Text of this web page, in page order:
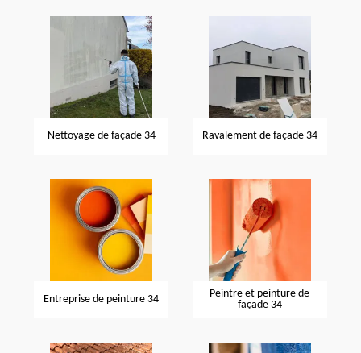
Nettoyage de façade 34 Ravalement de façade 34
Entreprise de peinture 34
Peintre et peinture de
façade 34